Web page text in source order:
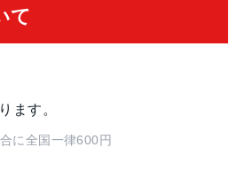
て
ます。
に全国一律600円